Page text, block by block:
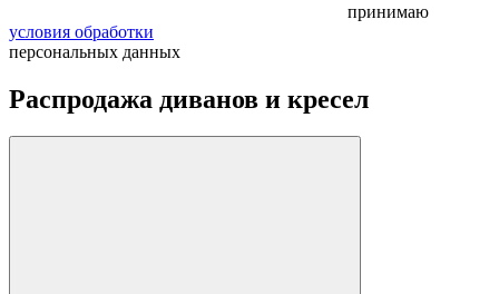
принимаю
условия обработки
персональных данных
Распродажа диванов и кресел